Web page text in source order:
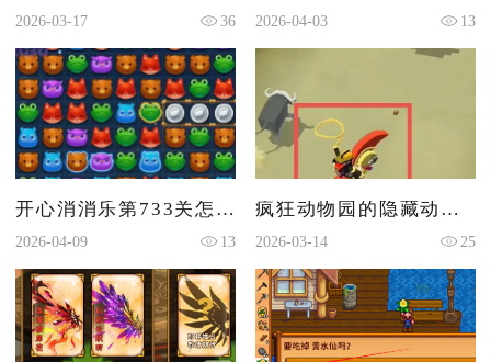
2026-03-17 36 2026-04-03 13
开心消消乐第733关怎么过
2026-04-09 13
疯狂动物园的隐藏动物怎么抓
2026-03-14 25